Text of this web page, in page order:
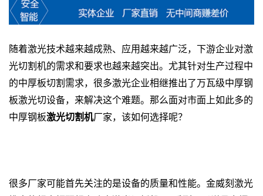
随着激光技术越来越成熟、应用越来越广泛，下游企业对激
光切割机的需求和要求也越来越突出。尤其针对生产过程中
的中厚板切割需求，很多激光企业相继推出了万瓦级中厚钢
板激光切设备，来解决这个难题。那么面对市面上如此多的
中厚钢板激光切割机厂家，该如何选择呢？
很多厂家可能首先关注的是设备的质量和性能。金威刻激光